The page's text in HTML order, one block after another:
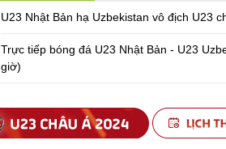
U23 Nhật Bản hạ Uzbekistan vô địch U23
Trực tiếp bóng đá U23 Nhật Bản - U23
giờ)